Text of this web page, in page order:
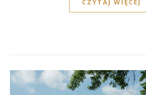
CZYTAJ WIĘCEJ